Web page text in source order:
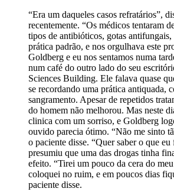
“Era um daqueles casos refratários”,
recentemente. “Os médicos tentaram
tipos de antibióticos, gotas antifungais,
prática padrão, e nos orgulhava este
Goldberg e eu nos sentamos numa
num café do outro lado do seu
Sciences Building. Ele falava quase
se recordando uma prática antiquada,
sangramento. Apesar de repetidos
do homem não melhorou. Mas neste
clinica com um sorriso, e Goldberg
ouvido parecia ótimo. “Não me sinto
o paciente disse. “Quer saber o que
presumiu que uma das drogas tinha
efeito. “Tirei um pouco da cera do
coloquei no ruim, e em poucos dias
paciente disse.